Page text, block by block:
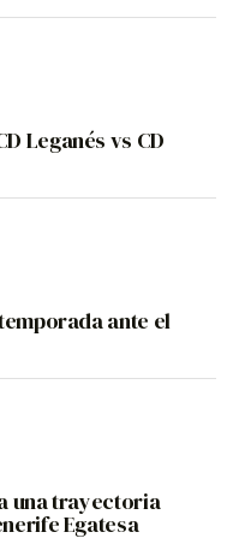
Leganés vs CD
ante el
una trayectoria
Egatesa